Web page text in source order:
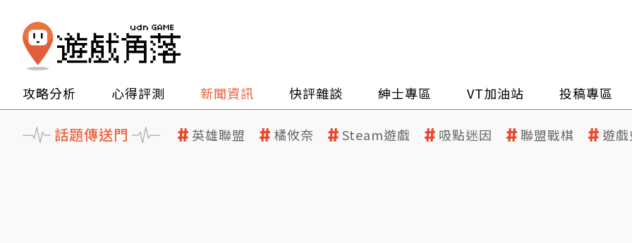
攻略分析 心得評測 新聞資訊 快評雜談 紳士專區 VT加油站 投稿專區
話題傳送門 英雄聯盟 橘攸奈 Steam遊戲 吸點迷因 聯盟戰棋 遊